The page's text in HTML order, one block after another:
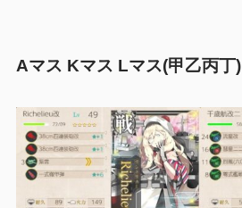
Aマス Kマス Lマス(甲乙丙丁)